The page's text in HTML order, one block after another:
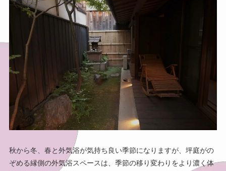
秋から冬、春と外気浴が気持ち良い季節になりますが、坪庭がの
ぞめる縁側の外気浴スペースは、季節の移り変わりをより濃く体